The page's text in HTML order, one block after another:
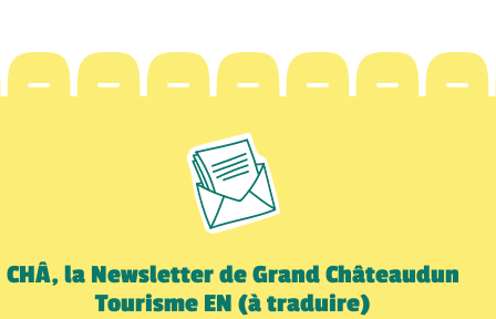
CHÂ, la Newsletter de Grand Châteaudun
Tourisme EN (à traduire)